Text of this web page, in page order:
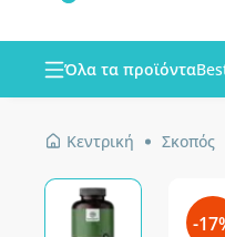
Όλα τα προϊόντα
Κεντρική Σκοπός
-